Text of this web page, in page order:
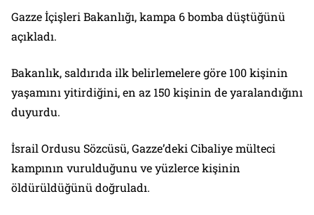
Gazze İçişleri Bakanlığı, kampa 6 bomba düştüğünü
açıkladı.
Bakanlık, saldırıda ilk belirlemelere göre 100 kişinin
yaşamını yitirdiğini, en az 150 kişinin de yaralandığını
duyurdu.
İsrail Ordusu Sözcüsü, Gazze’deki Cibaliye mülteci
kampının vurulduğunu ve yüzlerce kişinin
öldürüldüğünü doğruladı.